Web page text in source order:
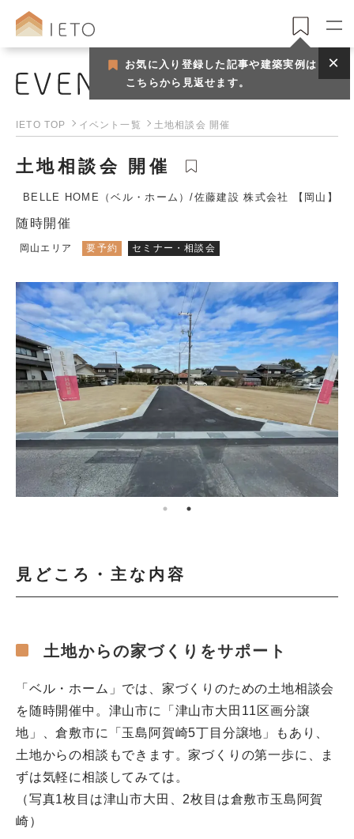
お気に入り登録した記事や建築実例は
こちらから見返せます。
イベント
IETO TOP イベント一覧 土地相談会 開催
土地相談会 開催
BELLE HOME（ベル・ホーム）/佐藤建設 株式会社 【岡山】
随時開催
岡山エリア 要予約 セミナー・相談会
見どころ・主な内容
土地からの家づくりをサポート
「ベル・ホーム」では、家づくりのための土地相談会
を随時開催中。津山市に「津山市大田11区画分譲
地」、倉敷市に「玉島阿賀崎5丁目分譲地」もあり、
土地からの相談もできます。家づくりの第一歩に、ま
ずは気軽に相談してみては。
（写真1枚目は津山市大田、2枚目は倉敷市玉島阿賀
崎）